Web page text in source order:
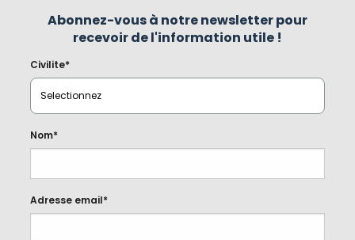
Abonnez-vous à notre newsletter pour
recevoir de l'information utile !
Civilite*
Nom*
Adresse email*